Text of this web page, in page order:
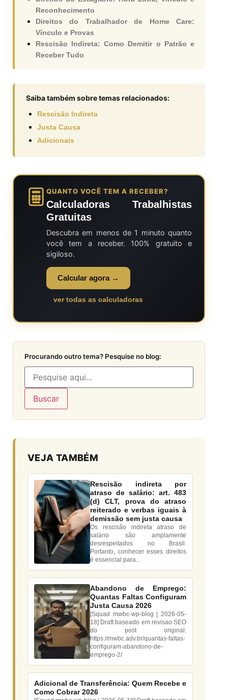
Reconhecimento
Direitos do Trabalhador de Home Care:
Vínculo e Provas
Rescisão Indireta: Como Demitir o Patrão e
Receber Tudo
Saiba também sobre temas relacionados:
Rescisão Indireta
Justa Causa
Adicionais
QUANTO VOCÊ TEM A RECEBER?
Calculadoras Trabalhistas
Gratuitas
Descubra em menos de 1 minuto quanto
você tem a receber. 100% gratuito e
sigiloso.
Calcular agora →
ver todas as calculadoras
Procurando outro tema? Pesquise no blog:
Buscar
VEJA TAMBÉM
Rescisão indireta por
atraso de salário: art. 483
(d) CLT, prova do atraso
reiterado e verbas iguais à
demissão sem justa causa
Os rescisão indireta atraso de
salário são amplamente
desrespeitados no Brasil.
Portanto, conhecer esses direitos
é essencial para...
Abandono de Emprego:
Quantas Faltas Configuram
Justa Causa 2026
[Squad mwbc-wp-blog | 2026-05-
18] Draft baseado em revisao SEO
do post original:
https://mwbc.adv.br/quantas-faltas-
configuram-abandono-de-
emprego-2/
Adicional de Transferência: Quem Recebe e
Como Cobrar 2026